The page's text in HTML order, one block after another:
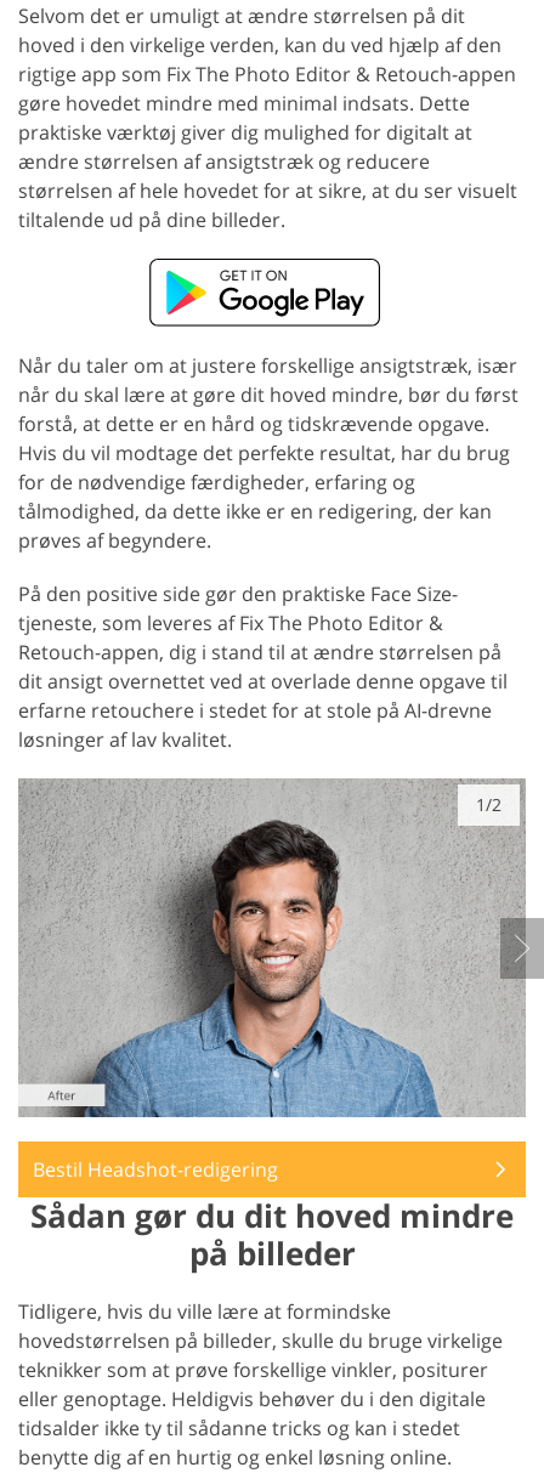
Selvom det er umuligt at ændre størrelsen på dit
hoved i den virkelige verden, kan du ved hjælp af den
rigtige app som Fix The Photo Editor & Retouch-appen
gøre hovedet mindre med minimal indsats. Dette
praktiske værktøj giver dig mulighed for digitalt at
ændre størrelsen af ansigtstræk og reducere
størrelsen af hele hovedet for at sikre, at du ser visuelt
tiltalende ud på dine billeder.
Når du taler om at justere forskellige ansigtstræk, især
når du skal lære at gøre dit hoved mindre, bør du først
forstå, at dette er en hård og tidskrævende opgave.
Hvis du vil modtage det perfekte resultat, har du brug
for de nødvendige færdigheder, erfaring og
tålmodighed, da dette ikke er en redigering, der kan
prøves af begyndere.
På den positive side gør den praktiske Face Size-
tjeneste, som leveres af Fix The Photo Editor &
Retouch-appen, dig i stand til at ændre størrelsen på
dit ansigt overnettet ved at overlade denne opgave til
erfarne retouchere i stedet for at stole på AI-drevne
løsninger af lav kvalitet.
1/2
Bestil Headshot-redigering
Sådan gør du dit hoved mindre
på billeder
Tidligere, hvis du ville lære at formindske
hovedstørrelsen på billeder, skulle du bruge virkelige
teknikker som at prøve forskellige vinkler, positurer
eller genoptage. Heldigvis behøver du i den digitale
tidsalder ikke ty til sådanne tricks og kan i stedet
benytte dig af en hurtig og enkel løsning online.